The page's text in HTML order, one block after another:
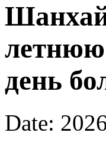
летнюю
день
Date: